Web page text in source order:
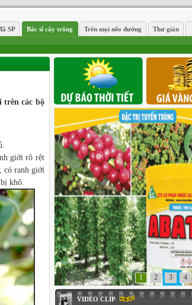
SP Bác sĩ cây trông Trên mọi nẽo đường Thư giản
trên các bộ
giới rõ rệt
có ranh giới
khô.
1 2 3 4
VIDEO CLIP